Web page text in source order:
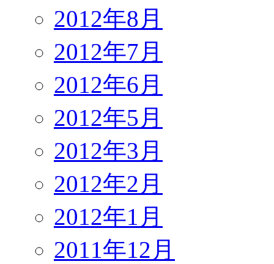
2012年8月
2012年7月
2012年6月
2012年5月
2012年3月
2012年2月
2012年1月
2011年12月